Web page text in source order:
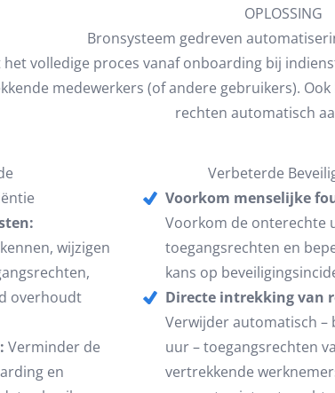
OPLOSSING
Bronsysteem gedreven
volledige proces vanaf onboarding bij
medewerkers (of andere gebruikers).
rechten automatisch
wijzigen
overhoudt
Verminder de
en
Verbeterde
Voorkom menselijke
Voorkom de onterechte
toegangsrechten en
kans op
Directe intrekking van
Verwijder automatisch –
uur – toegangsrechten
vertrekkende